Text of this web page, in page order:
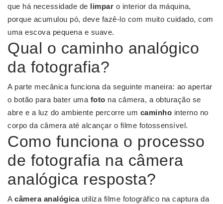
que há necessidade de limpar o interior da máquina,
porque acumulou pó, deve fazê-lo com muito cuidado, com
uma escova pequena e suave.
Qual o caminho analógico
da fotografia?
A parte mecânica funciona da seguinte maneira: ao apertar
o botão para bater uma foto na câmera, a obturação se
abre e a luz do ambiente percorre um caminho interno no
corpo da câmera até alcançar o filme fotossensível.
Como funciona o processo
de fotografia na câmera
analógica resposta?
A câmera analógicautiliza filme fotográfico na captura da